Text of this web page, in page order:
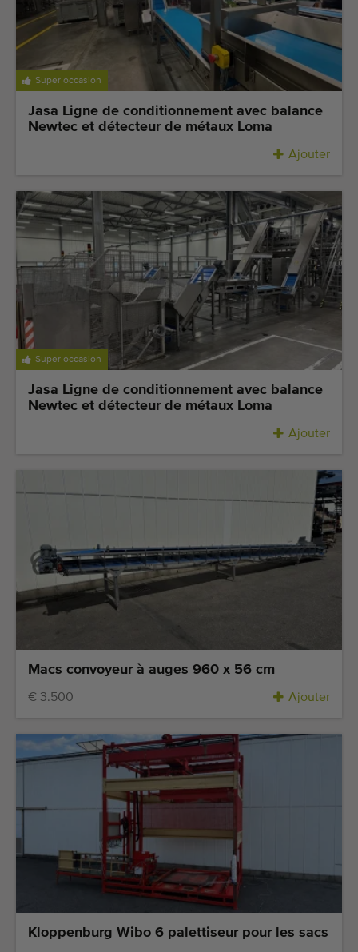
Super occasion
Jasa Ligne de conditionnement avec balance
Newtec et détecteur de métaux Loma
Ajouter
Super occasion
Jasa Ligne de conditionnement avec balance
Newtec et détecteur de métaux Loma
Ajouter
Macs convoyeur à auges 960 x 56 cm
€ 3.500 Ajouter
Kloppenburg Wibo 6 palettiseur pour les sacs